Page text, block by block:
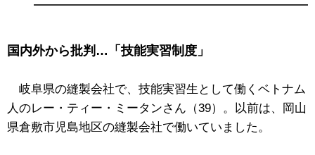
国内外から批判…「技能実習制度」
岐阜県の縫製会社で、技能実習生として働くベトナム
人のレー・ティー・ミータンさん（39）。以前は、岡山
県倉敷市児島地区の縫製会社で働いていました。